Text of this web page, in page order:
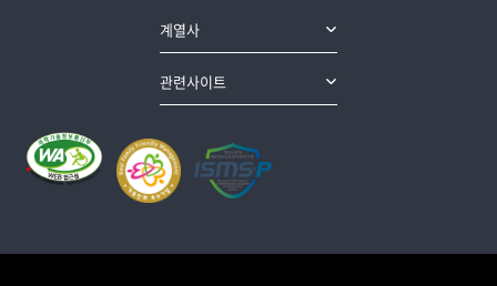
계열사
관련사이트